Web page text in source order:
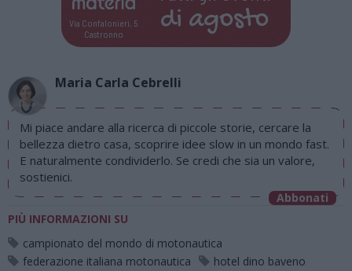
Via Confalonieri, 5
Castronno
di agosto
Maria Carla Cebrelli
Mi piace andare alla ricerca di piccole storie, cercare la
bellezza dietro casa, scoprire idee slow in un mondo fast.
E naturalmente condividerlo. Se credi che sia un valore,
sostienici.
Abbonati
PIÙ INFORMAZIONI SU
campionato del mondo di motonautica
federazione italiana motonautica
hotel dino baveno